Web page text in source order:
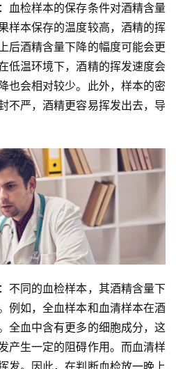
检样本的保存条件对酒精含量
样本保存的温度较高，酒精的挥
后酒精含量下降的幅度可能会更
低温环境下，酒精的挥发速度会
也会相对较少。此外，样本的密
不严，酒精更容易挥发出去，导
同的血检样本，其酒精含量下
例如，全血样本和血清样本在酒
全血中含有更多的细胞成分，这
产生一定的阻碍作用。而血清样